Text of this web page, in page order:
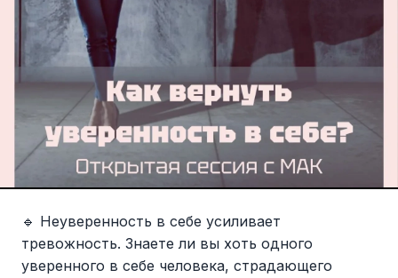
🔹 Неуверенность в себе усиливает
тревожность. Знаете ли вы хоть одного
уверенного в себе человека, страдающего